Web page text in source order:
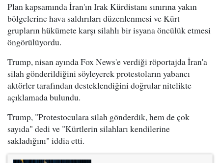
Plan kapsamında İran'ın Irak Kürdistanı sınırına yakın
bölgelerine hava saldırıları düzenlenmesi ve Kürt
grupların hükümete karşı silahlı bir isyana öncülük etmesi
öngörülüyordu.
Trump, nisan ayında Fox News'e verdiği röportajda İran'a
silah gönderildiğini söyleyerek protestoların yabancı
aktörler tarafından desteklendiğini doğrular nitelikte
açıklamada bulundu.
Trump, "Protestoculara silah gönderdik, hem de çok
sayıda" dedi ve "Kürtlerin silahları kendilerine
sakladığını" iddia etti.